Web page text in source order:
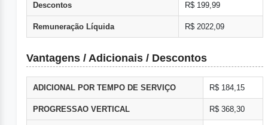
Descontos R$ 199,99
Remuneração Líquida R$ 2022,09
Vantagens / Adicionais / Descontos
ADICIONAL POR TEMPO DE SERVIÇO R$ 184,15
PROGRESSAO VERTICAL R$ 368,30